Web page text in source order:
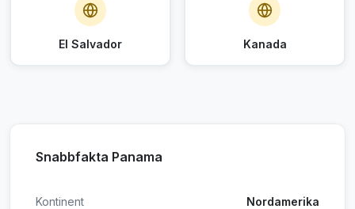
El Salvador Kanada
Snabbfakta Panama
Kontinent Nordamerika